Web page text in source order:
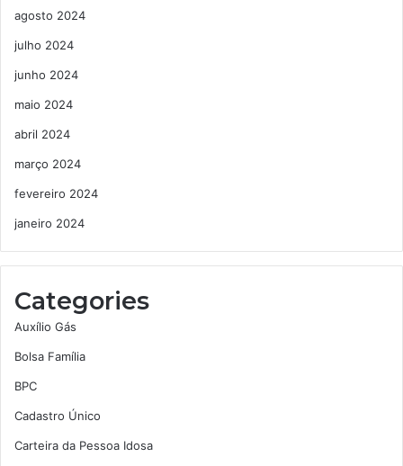
agosto 2024
julho 2024
junho 2024
maio 2024
abril 2024
março 2024
fevereiro 2024
janeiro 2024
Categories
Auxílio Gás
Bolsa Família
BPC
Cadastro Único
Carteira da Pessoa Idosa